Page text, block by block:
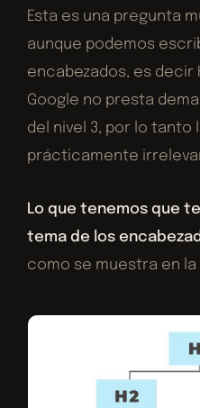
Esta es una pregunta
aunque podemos
encabezados, es decir
Google no presta
del nivel 3, por lo tanto
prácticamente
Lo que tenemos que
tema de los
como se muestra en